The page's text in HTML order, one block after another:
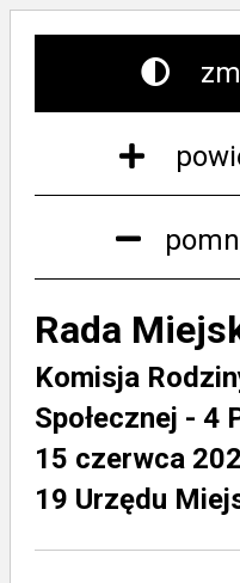
Rada
Komisja
Społecznej - 4
15 czerwca
19 Urzędu